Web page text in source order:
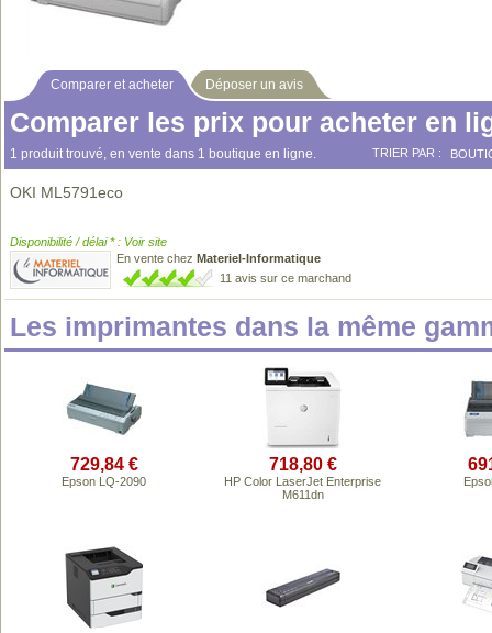
Comparer et acheter Déposer un avis
Comparer les prix pour acheter en
1 produit trouvé, en vente dans 1 boutique en ligne. TRIER PAR :
OKI ML5791eco
Disponibilité / délai * : Voir site
En vente chez Materiel-Informatique
11 avis sur ce marchand
Les imprimantes dans la même
729,84 €
Epson LQ-2090
718,80 €
HP Color LaserJet Enterprise
M611dn